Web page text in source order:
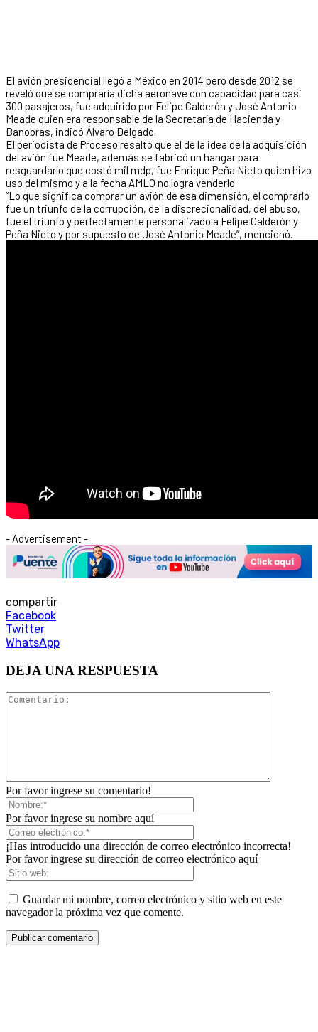
El avión presidencial llegó a México en 2014 pero desde 2012 se
reveló que se compraría dicha aeronave con capacidad para casi
300 pasajeros, fue adquirido por Felipe Calderón y José Antonio
Meade quien era responsable de la Secretaría de Hacienda y
Banobras, indicó Álvaro Delgado.
El periodista de Proceso resaltó que el de la idea de la adquisición
del avión fue Meade, además se fabricó un hangar para
resguardarlo que costó mil mdp, fue Enrique Peña Nieto quien hizo
uso del mismo y a la fecha AMLO no logra venderlo.
“Lo que significa comprar un avión de esa dimensión, el comprarlo
fue un triunfo de la corrupción, de la discrecionalidad, del abuso,
fue el triunfo y perfectamente personalizado a Felipe Calderón y
Peña Nieto y por supuesto de José Antonio Meade”, mencionó.
- Advertisement -
compartir
Facebook
Twitter
WhatsApp
DEJA UNA RESPUESTA
Por favor ingrese su comentario!
Por favor ingrese su nombre aquí
¡Has introducido una dirección de correo electrónico incorrecta!
Por favor ingrese su dirección de correo electrónico aquí
Guardar mi nombre, correo electrónico y sitio web en este
navegador la próxima vez que comente.